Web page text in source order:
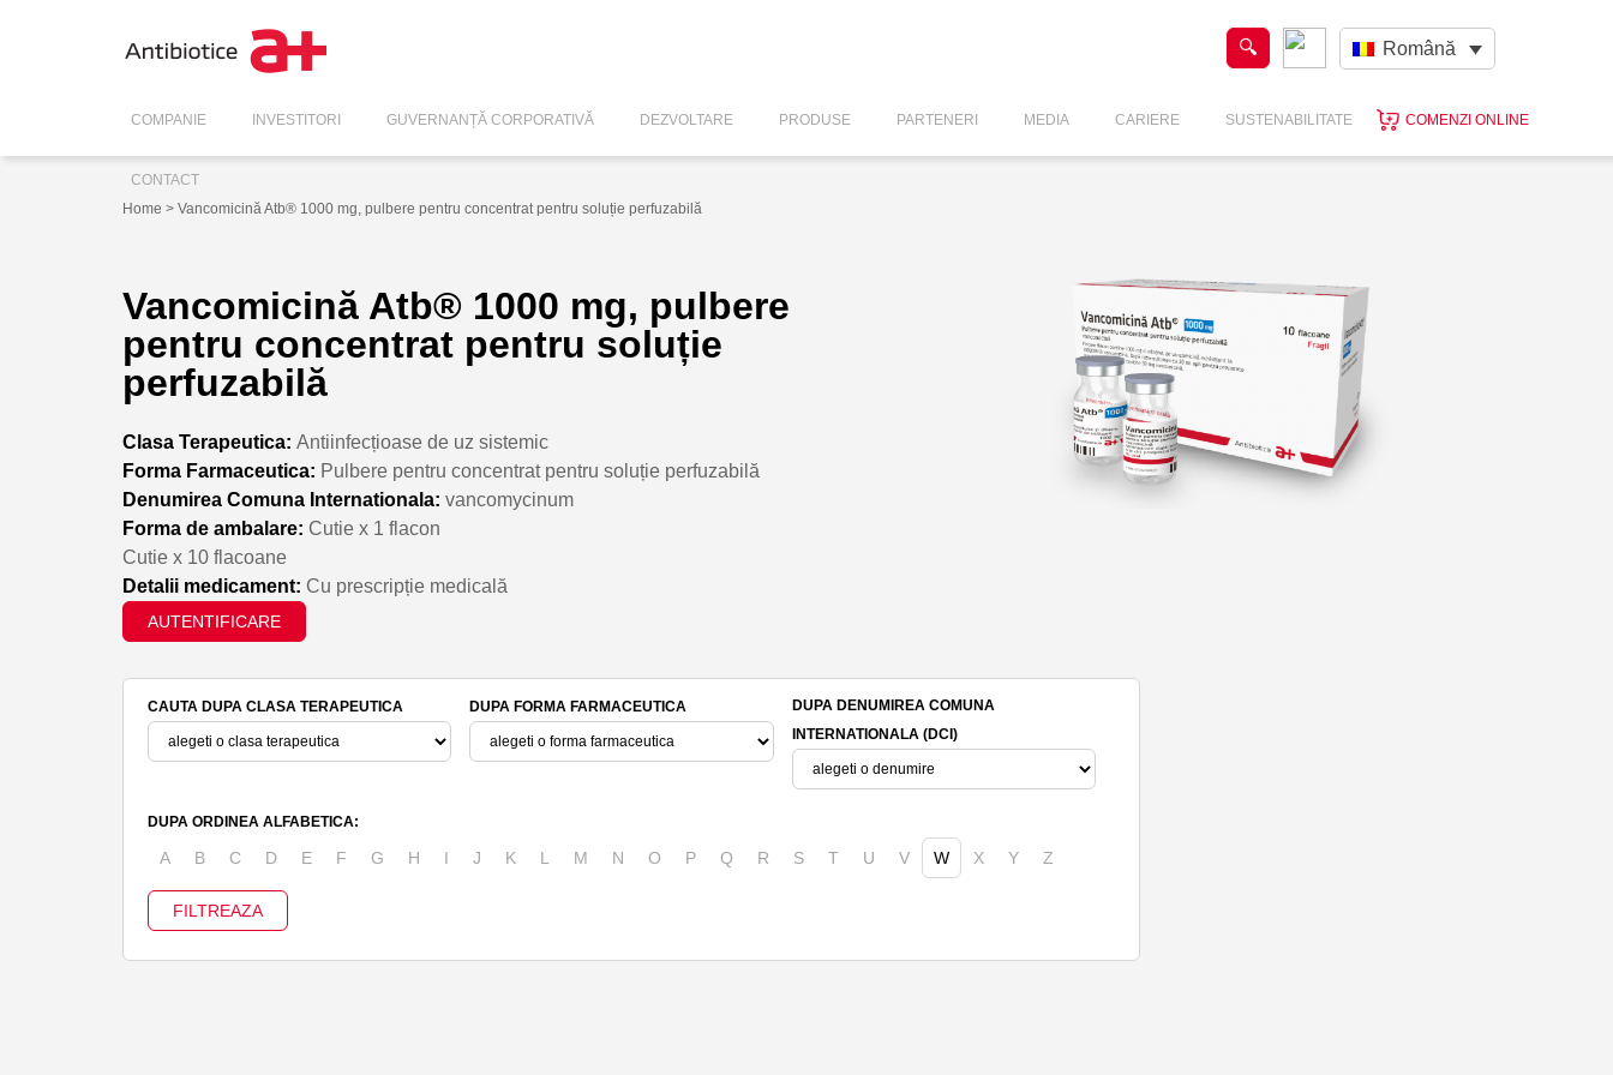
Română
COMPANIE INVESTITORI GUVERNANȚĂ CORPORATIVĂ DEZVOLTARE PRODUSE PARTENERI MEDIA CARIERE SUSTENABILITATE COMENZI ONLINE
CONTACT
Home > Vancomicină Atb® 1000 mg, pulbere pentru concentrat pentru soluție perfuzabilă
Vancomicină Atb® 1000 mg, pulbere
pentru concentrat pentru soluție
perfuzabilă
Clasa Terapeutica: Antiinfecțioase de uz sistemic
Forma Farmaceutica: Pulbere pentru concentrat pentru soluție perfuzabilă
Denumirea Comuna Internationala: vancomycinum
Forma de ambalare: Cutie x 1 flacon
Cutie x 10 flacoane
Detalii medicament: Cu prescripție medicală
AUTENTIFICARE
CAUTA DUPA CLASA TERAPEUTICA DUPA FORMA FARMACEUTICA
DUPA DENUMIREA COMUNA
INTERNATIONALA (DCI)
DUPA ORDINEA ALFABETICA:
A B C D E F G H I J K L M N O P Q R S T U V W X Y Z